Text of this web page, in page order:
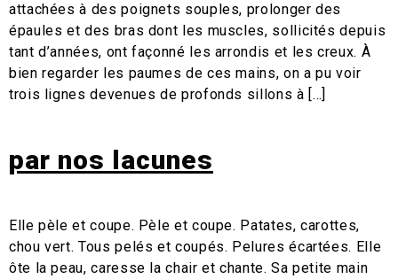
attachées à des poignets souples, prolonger des
épaules et des bras dont les muscles, sollicités depuis
tant d’années, ont façonné les arrondis et les creux. À
bien regarder les paumes de ces mains, on a pu voir
trois lignes devenues de profonds sillons à […]
par nos lacunes
Elle pèle et coupe. Pèle et coupe. Patates, carottes,
chou vert. Tous pelés et coupés. Pelures écartées. Elle
ôte la peau, caresse la chair et chante. Sa petite main